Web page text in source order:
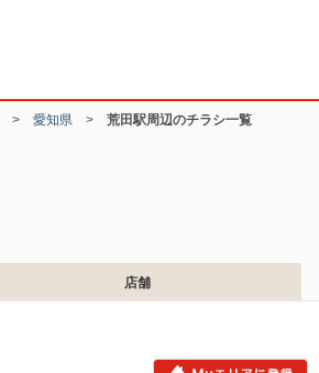
> 愛知県 > 荒田駅周辺のチラシ一覧
店舗